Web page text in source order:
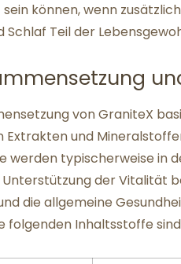
können, wenn
Schlaf Teil der
von GraniteX
Extrakten und
werden typischerweise in
der Vitalität
die allgemeine
folgenden Inhaltsstoffe